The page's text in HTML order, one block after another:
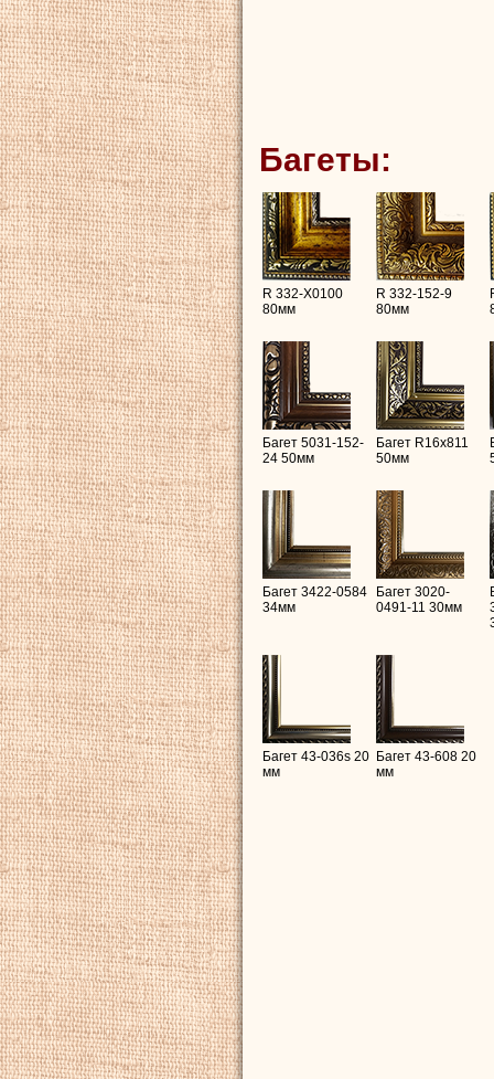
Багеты:
R 332-X0100
80мм
R 332-152-9
80мм
Багет 5031-152-
24 50мм
Багет R16х811
50мм
Багет 3422-0584
34мм
Багет 3020-
0491-11 30мм
Багет 43-036s 20
мм
Багет 43-608 20
мм